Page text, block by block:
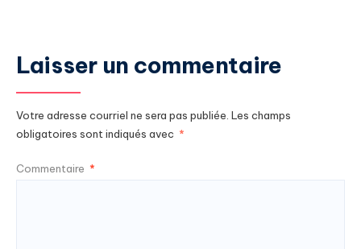
Laisser un commentaire
Votre adresse courriel ne sera pas publiée. Les champs
obligatoires sont indiqués avec *
Commentaire *